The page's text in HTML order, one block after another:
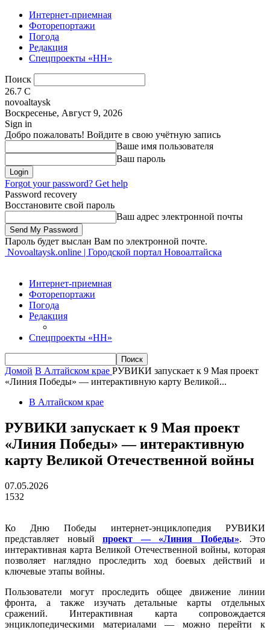
Интернет-приемная
Фоторепортажи
Погода
Редакция
Спецпроекты «НН»
Поиск
26.7 C
novoaltaysk
Воскресенье, Август 9, 2026
Sign in
Добро пожаловать! Войдите в свою учётную запись
Ваше имя пользователя
Ваш пароль
Forgot your password? Get help
Password recovery
Восстановите свой пароль
Ваш адрес электронной почты
Пароль будет выслан Вам по электронной почте.
Novoaltaysk.online | Городской портал Новоалтайска
Интернет-приемная
Фоторепортажи
Погода
Редакция
Спецпроекты «НН»
Домой В Алтайском крае РУВИКИ запускает к 9 Мая проект
«Линия Победы» — интерактивную карту Великой...
В Алтайском крае
РУВИКИ запускает к 9 Мая проект
«Линия Победы» — интерактивную
карту Великой Отечественной войны
07.05.2026
1532
Ко Дню Победы интернет-энциклопедия РУВИКИ
представляет новый проект — «Линия Победы». Это
интерактивная карта Великой Отечественной войны, которая
позволяет наглядно проследить ход боевых действий и
ключевые этапы войны.
Пользователи могут проследить общее движение линии
фронта, а также изучать детальные карты отдельных
сражений. Интерактивная карта сопровождается
энциклопедическими материалами — можно перейти к